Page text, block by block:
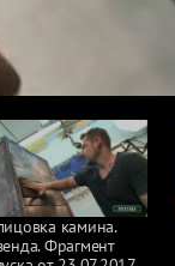
камина.
Фрагмент